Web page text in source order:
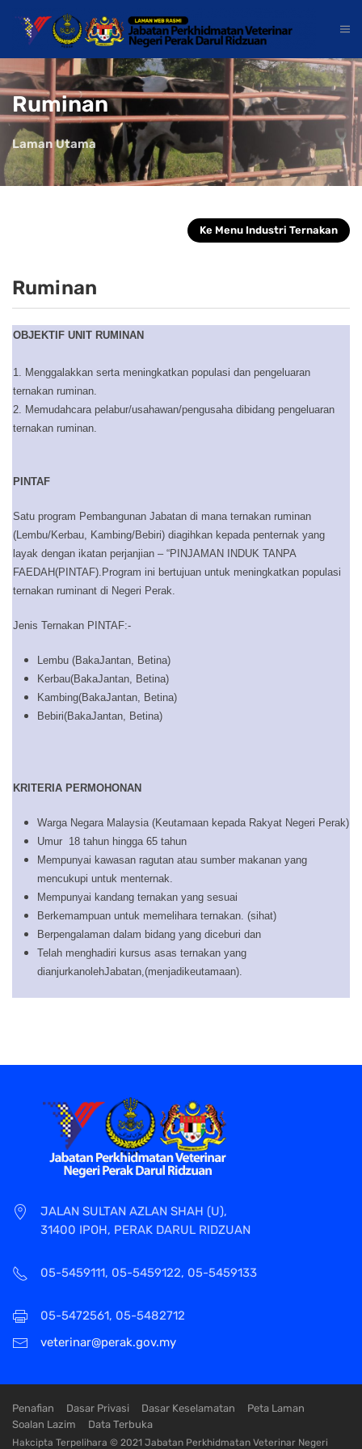
Ruminan
Laman Utama
Ke Menu Industri Ternakan
Ruminan
OBJEKTIF UNIT RUMINAN
1. Menggalakkan serta meningkatkan populasi dan pengeluaran
ternakan ruminan.
2. Memudahcara pelabur/usahawan/pengusaha dibidang pengeluaran
ternakan ruminan.
PINTAF
Satu program Pembangunan Jabatan di mana ternakan ruminan
(Lembu/Kerbau, Kambing/Bebiri) diagihkan kepada penternak yang
layak dengan ikatan perjanjian – “PINJAMAN INDUK TANPA
FAEDAH(PINTAF).Program ini bertujuan untuk meningkatkan populasi
ternakan ruminant di Negeri Perak.
Jenis Ternakan PINTAF:-
Lembu (BakaJantan, Betina)
Kerbau(BakaJantan, Betina)
Kambing(BakaJantan, Betina)
Bebiri(BakaJantan, Betina)
KRITERIA PERMOHONAN
Warga Negara Malaysia (Keutamaan kepada Rakyat Negeri Perak)
Umur 18 tahun hingga 65 tahun
Mempunyai kawasan ragutan atau sumber makanan yang
mencukupi untuk menternak.
Mempunyai kandang ternakan yang sesuai
Berkemampuan untuk memelihara ternakan. (sihat)
Berpengalaman dalam bidang yang diceburi dan
Telah menghadiri kursus asas ternakan yang
dianjurkanolehJabatan,(menjadikeutamaan).
JALAN SULTAN AZLAN SHAH (U),
31400 IPOH, PERAK DARUL RIDZUAN
05-5459111, 05-5459122, 05-5459133
05-5472561, 05-5482712
veterinar@perak.gov.my
Penafian Dasar Privasi Dasar Keselamatan
Peta Laman
Soalan Lazim
Data Terbuka
Hakcipta Terpelihara © 2021 Jabatan Perkhidmatan Veterinar Negeri